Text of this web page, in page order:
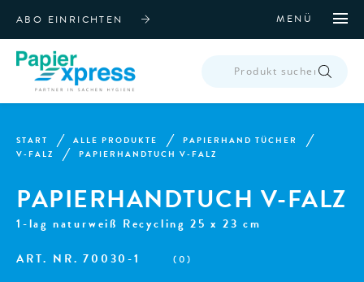
ABO EINRICHTEN MENÜ
SEARCH
START ALLE PRODUKTE
PAPIERHAND TÜCHER
V-FALZ
PAPIERHANDTUCH V-FALZ
PAPIERHANDTUCH V-FALZ
1-lag naturweiß Recycling 25 x 23 cm
ART. NR.70030-1 (0)